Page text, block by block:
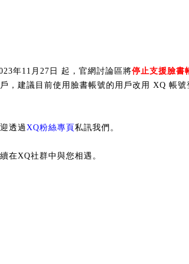
年11月27日 起，官網討論區將停止支援臉書
，建議目前使用臉書帳號的用戶改用 XQ 帳號
透過XQ粉絲專頁 私訊我們。
在XQ社群中與您相遇。